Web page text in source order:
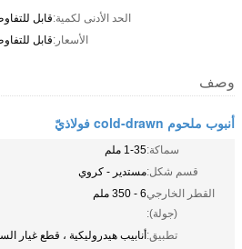
الحد الأدنى لكمية:قابل
الأسعار:قابل
وصف
أنبوب ملحوم cold-drawn فولاذيّ
سماكة:1-35 ملم
قسم شكل:مستدير - كروي
القطر الخارجي
(جولة):
6 - 350 ملم
تطبيق:أنابيب هيدروليكية ، قطع غيار